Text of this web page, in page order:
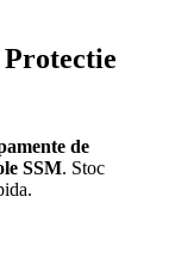
de
SSM. Stoc